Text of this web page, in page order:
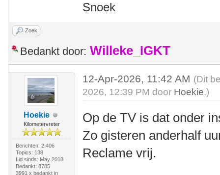
Snoek
Zoek
Bedankt door: Willeke_IGKT
Hoekie
Kilometervreter
Berichten: 2.406
Topics: 138
Lid sinds: May 2018
Bedankt: 8785
3991 x bedankt in
12-Apr-2026, 11:42 AM (Dit
2026, 12:39 PM door Hoekie.)
Op de TV is dat onder
Zo gisteren anderhalf
Reclame vrij.